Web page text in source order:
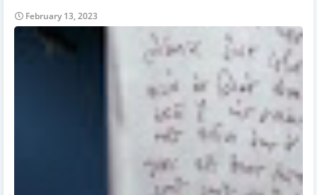
February 13, 2023